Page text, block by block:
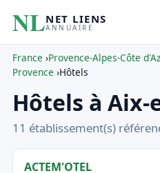
NLNET LIENS
ANNUAIRE
France ›Provence-Alpes-Côte
Provence ›Hôtels
Hôtels à Aix-
11 établissement(s)
ACTEM'OTEL